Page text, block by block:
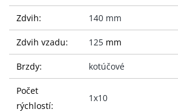
Zdvih: 140 mm
Zdvih vzadu: 125 mm
Brzdy: kotúčové
Počet
rýchlostí:
1x10